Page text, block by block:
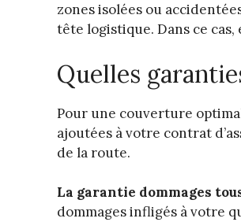
zones isolées ou
tête logistique. Dans ce
Quelles
Pour une couverture
ajoutées à votre contrat
de la route.
La garantie dommages
dommages infligés à votre